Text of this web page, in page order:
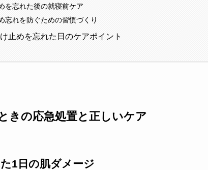
を忘れた後の就寝前ケア
忘れを防ぐための習慣づくり
止めを忘れた日のケアポイント
きの応急処置と正しいケア
1日の肌ダメージ